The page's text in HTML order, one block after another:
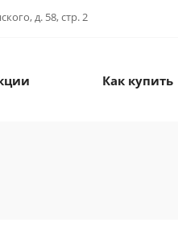
д. 58, стр. 2
Как купить